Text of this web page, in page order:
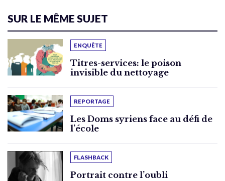
SUR LE MÊME SUJET
ENQUÊTE
Titres-services: le poison
invisible du nettoyage
REPORTAGE
Les Doms syriens face au défi de
l’école
FLASHBACK
Portrait contre l’oubli